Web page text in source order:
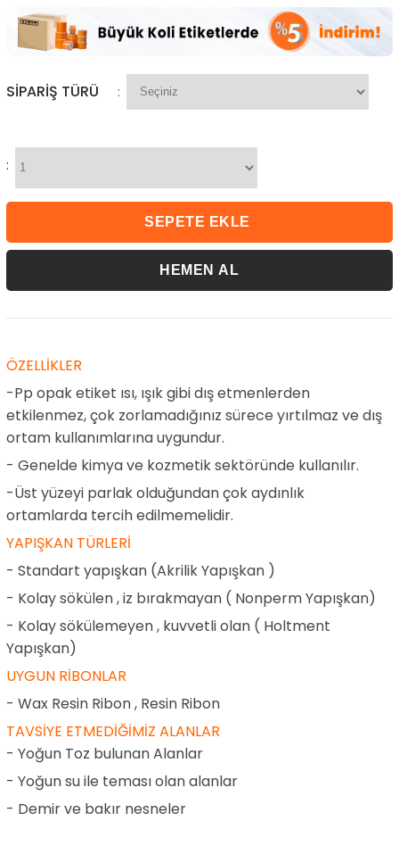
SIPARIŞ TÜRÜ :
:
ÖZELLİKLER
-Pp opak etiket ısı, ışık gibi dış etmenlerden
etkilenmez, çok zorlamadığınız sürece yırtılmaz ve dış
ortam kullanımlarına uygundur.
- Genelde kimya ve kozmetik sektöründe kullanılır.
-Üst yüzeyi parlak olduğundan çok aydınlık
ortamlarda tercih edilmemelidir.
YAPIŞKAN TÜRLERİ
- Standart yapışkan (Akrilik Yapışkan )
- Kolay sökülen , iz bırakmayan ( Nonperm Yapışkan)
- Kolay sökülemeyen , kuvvetli olan ( Holtment
Yapışkan)
UYGUN RİBONLAR
- Wax Resin Ribon , Resin Ribon
TAVSİYE ETMEDİĞİMİZ ALANLAR
- Yoğun Toz bulunan Alanlar
- Yoğun su ile teması olan alanlar
- Demir ve bakır nesneler